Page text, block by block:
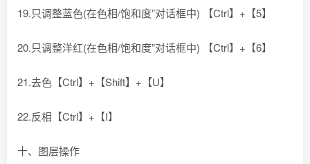
19.只调整蓝色(在色相/饱和度”对话框中) 【Ctrl】+【5】
20.只调整洋红(在色相/饱和度”对话框中) 【Ctrl】+【6】
21.去色【Ctrl】+【Shift】+【U】
22.反相【Ctrl】+【I】
十、图层操作